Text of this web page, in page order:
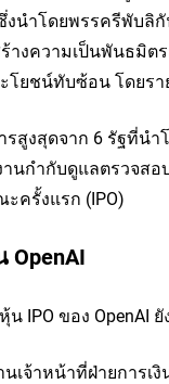
นำโดยพรรครีพับลิกั
างความเป็นพันธมิต
โยชน์ทับซ้อน โดยรา
สูงสุดจาก 6 รัฐที่นำ
านกำกับดูแลตรวจส
ครั้งแรก (IPO)
OpenAI
น IPO ของ
นเจ้าหน้าที่ฝ่ายการ